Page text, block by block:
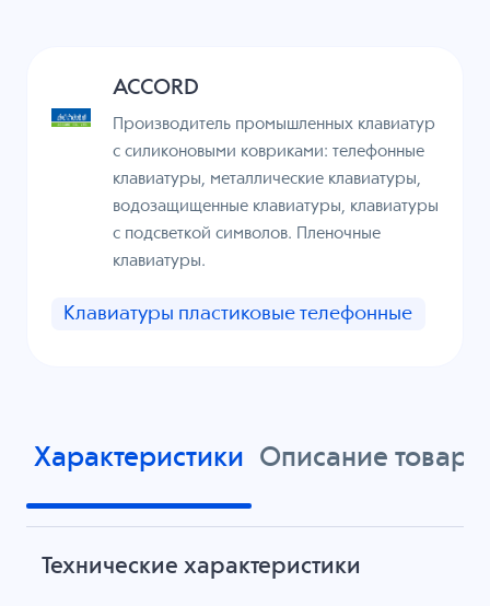
ACCORD
Производитель промышленных клавиатур
с силиконовыми ковриками: телефонные
клавиатуры, металлические клавиатуры,
водозащищенные клавиатуры, клавиатуры
с подсветкой символов. Пленочные
клавиатуры.
Клавиатуры пластиковые телефонные
Характеристики Описание товара
Технические характеристики